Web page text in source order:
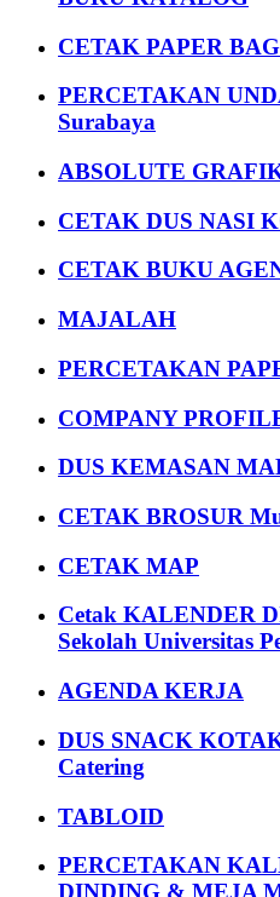
CETAK PAPER
PERCETAKAN
Surabaya
ABSOLUTE
CETAK DUS NASI
CETAK BUKU
MAJALAH
PERCETAKAN
COMPANY
DUS KEMASAN
CETAK BROSUR
CETAK MAP
Cetak KALENDER
Sekolah Universitas
AGENDA KERJA
DUS SNACK
Catering
TABLOID
PERCETAKAN